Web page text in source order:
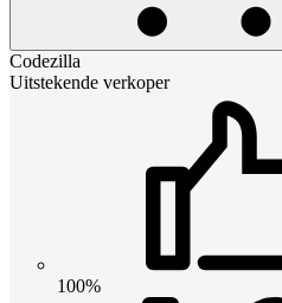
Codezilla
Uitstekende verkoper
100%